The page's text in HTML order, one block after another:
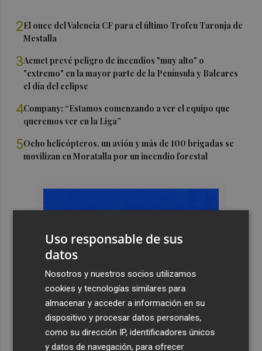
2El once del Valencia CF para el último Trofeu Taronja de
Mestalla
3Aemet prevé peligro de incendios "muy alto" o
"extremo" en la mayor parte de la Península y Baleares
el día del eclipse
4Company: “Estamos comenzando a ver el equipo que
queremos ver en la Liga”
5Ocho helicópteros, un avión y más de 100 brigadas se
movilizan en Moratalla por un incendio forestal
Uso responsable de sus
datos
Nosotros y nuestros socios utilizamos
cookies y tecnologías similares para
almacenar y acceder a información en su
dispositivo y procesar datos personales,
como su dirección IP, identificadores únicos
y datos de navegación, para ofrecer